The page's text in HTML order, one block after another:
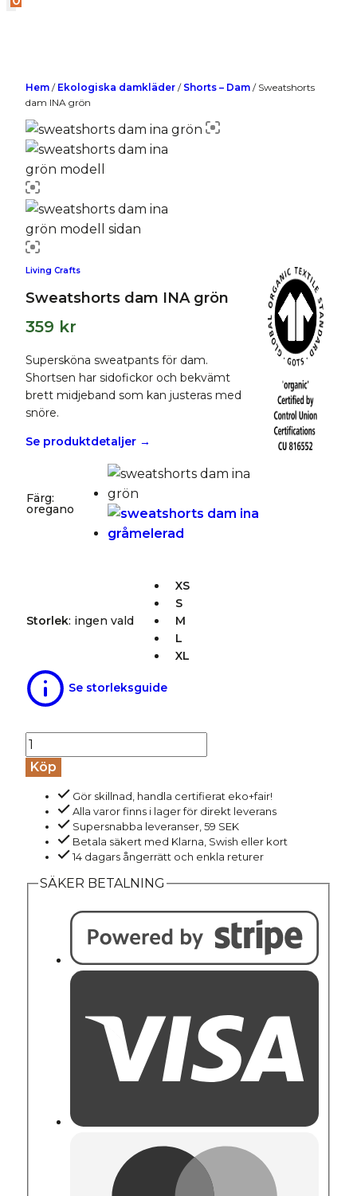
Hem / Ekologiska damkläder / Shorts – Dam / Sweatshorts
dam INA grön
Living Crafts
Sweatshorts dam INA grön
359 kr
Supersköna sweatpants för dam.
Shortsen har sidofickor och bekvämt
brett midjeband som kan justeras med
snöre.
Se produktdetaljer →
Färg:
oregano
Storlek: ingen vald
XS
S
M
L
XL
Se storleksguide
Sweatshorts
dam
INA
grön
mängd
Köp
Gör skillnad, handla certifierat eko+fair!
Alla varor finns i lager för direkt leverans
Supersnabba leveranser, 59 SEK
Betala säkert med Klarna, Swish eller kort
14 dagars ångerrätt och enkla returer
SÄKER BETALNING